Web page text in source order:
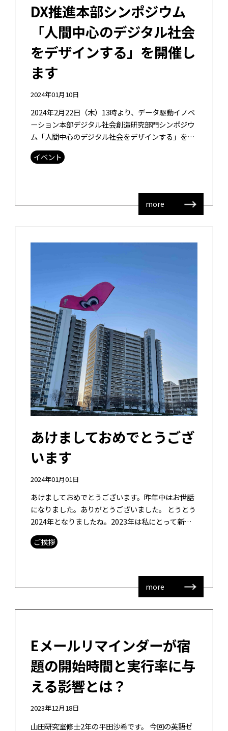
DX推進本部シンポジウム
「人間中心のデジタル社会
をデザインする」を開催し
ます
2024年01月10日
2024年2月22日（木）13時より、データ駆動イノベ
ーション本部デジタル社会創造研究部門シンポジウ
ム「人間中心のデジタル社会をデザインする」を開
催（ハイブリッド）することとなりました。基調講
演に京都芸術大学 教授で、ア […]
イベント
more
あけましておめでとうござ
います
2024年01月01日
あけましておめでとうございます。昨年中はお世話
になりました。ありがとうございました。 とうとう
2024年となりましたね。2023年は私にとって新し
いスタートを切りました。サバティカルから帰って
きて、半年後に基幹教育院から […]
ご挨拶
more
Eメールリマインダーが宿
題の開始時間と実行率に与
える影響とは？
2023年12月18日
山田研究室修士2年の平田沙希です。 今回の英語ゼ